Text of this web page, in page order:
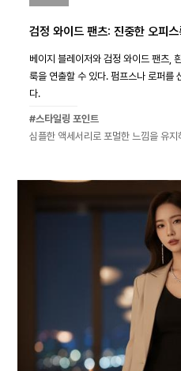
검정 와이드 팬츠: 진중한 오피스
베이지 블레이저와 검정 와이드 팬츠,
룩을 연출할 수 있다. 펌프스나 로퍼를
다.
#스타일링 포인트
심플한 액세서리로 포멀한 느낌을 유